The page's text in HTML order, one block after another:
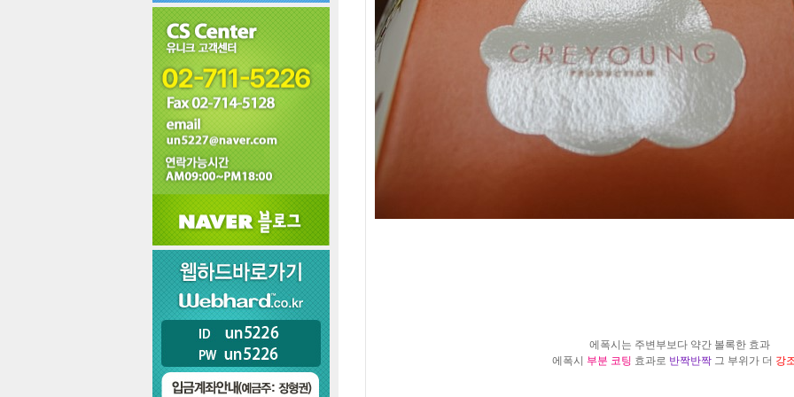
에폭시는 주변부보다 약간 볼록한 효과
에폭시 부분 코팅 효과로 반짝반짝 그 부위가 더 강